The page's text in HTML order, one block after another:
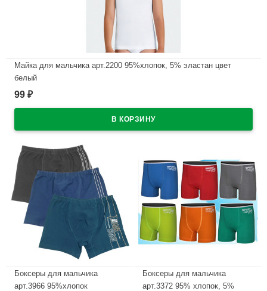
Майка для мальчика арт.2200 95%хлопок, 5% эластан цвет
белый
В наличии
99 ₽
Боксеры для мальчика
арт.3966 95%хлопок
Боксеры для мальчика
арт.3372 95% хлопок, 5%